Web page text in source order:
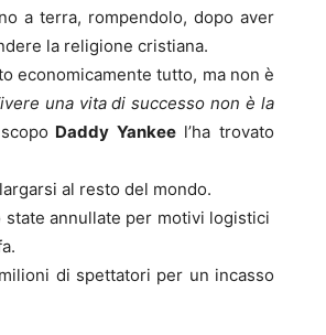
a terra, rompendolo, dopo aver
la religione cristiana.
economicamente tutto, ma non è
una vita di successo non è la
Daddy Yankeel’ha trovato
al resto del mondo.
annullate per motivi logistici
di spettatori per un incasso